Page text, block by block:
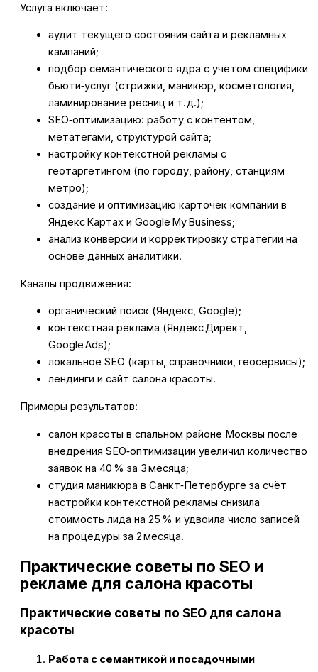
Услуга включает:
аудит текущего состояния сайта и рекламных
кампаний;
подбор семантического ядра с учётом специфики
бьюти‑услуг (стрижки, маникюр, косметология,
ламинирование ресниц и т. д.);
SEO‑оптимизацию: работу с контентом,
метатегами, структурой сайта;
настройку контекстной рекламы с
геотаргетингом (по городу, району, станциям
метро);
создание и оптимизацию карточек компании в
Яндекс Картах и Google My Business;
анализ конверсии и корректировку стратегии на
основе данных аналитики.
Каналы продвижения:
органический поиск (Яндекс, Google);
контекстная реклама (Яндекс Директ,
Google Ads);
локальное SEO (карты, справочники, геосервисы);
лендинги и сайт салона красоты.
Примеры результатов:
салон красоты в спальном районе Москвы после
внедрения SEO‑оптимизации увеличил количество
заявок на 40 % за 3 месяца;
студия маникюра в Санкт‑Петербурге за счёт
настройки контекстной рекламы снизила
стоимость лида на 25 % и удвоила число записей
на процедуры за 2 месяца.
Практические советы по SEO и
рекламе для салона красоты
Практические советы по SEO для салона
красоты
Работа с семантикой и посадочными